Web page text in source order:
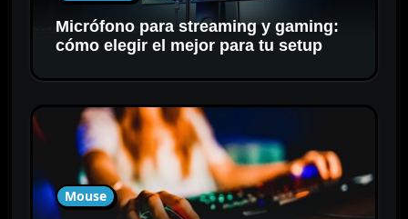
Micrófono para streaming y gaming:
cómo elegir el mejor para tu setup
Mouse